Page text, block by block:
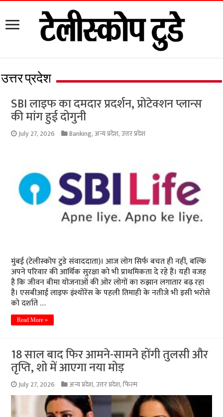
उत्तर प्रदेश
SBI लाइफ का दमदार प्रदर्शन, प्रोटेक्शन प्लान्स
की मांग हुई दोगुनी
July 27, 2026 Banking,अन्य प्रदेश,उत्तर प्रदेश
मुंबई (टेलीस्कोप टुडे संवाददाता)। आज लोग सिर्फ बचत ही नहीं, बल्कि
अपने परिवार की आर्थिक सुरक्षा को भी प्राथमिकता दे रहे हैं। यही वजह
है कि जीवन बीमा योजनाओं की ओर लोगों का रुझान लगातार बढ़ रहा
है। एसबीआई लाइफ इंश्योरेंस के पहली तिमाही के नतीजे भी इसी भरोसे
को दर्शाते …
Read More »
18 साल बाद फिर आमने-सामने होंगी तुलसी और
तृप्ति, शो में आएगा नया मोड़
July 27, 2026 अन्य प्रदेश,उत्तर प्रदेश,फिल्म